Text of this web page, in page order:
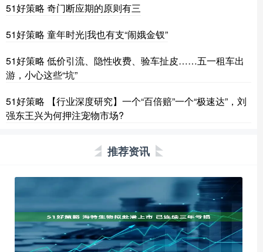
51好策略 奇门断应期的原则有三
51好策略 童年时光|我也有支“闹娥金钗”
51好策略 低价引流、隐性收费、验车扯皮……五一租车出
游，小心这些“坑”
51好策略 【行业深度研究】一个“百倍赔”一个“极速达”，刘
强东王兴为何押注宠物市场?
推荐资讯